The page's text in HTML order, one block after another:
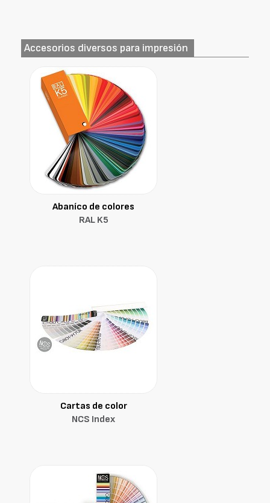
Accesorios diversos para impresión
Abaníco de colores
RAL K5
Cartas de color
NCS Index